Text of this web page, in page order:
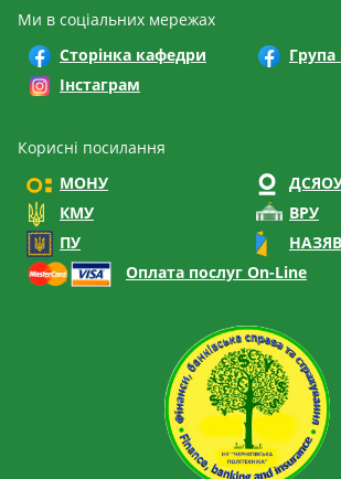
Ми в соціальних мережах
Сторінка кафедри
Інстаграм
Корисні посилання
МОНУ
КМУ
ВРУ
ПУ
Оплата послуг On-Line